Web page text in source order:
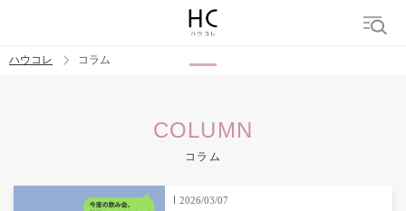
男の本音 男ウケ NG行動
ハウコレ コラム
COLUMN
コラム
2026/03/07